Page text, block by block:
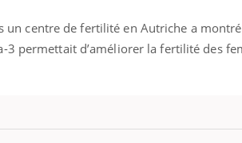
un centre de fertilité en Autriche a montré
permettait d’améliorer la fertilité des